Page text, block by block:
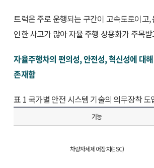
트럭은 주로 운행되는 구간이 고속도로이고,
인한 사고가 많아 자율 주행 상용화가 주목
자율주행차의 편의성, 안전성, 혁신성에 대
존재함
표 1 국가별 안전 시스템 기술의 의무장착 도
기능
차량자세제어장치(ESC)